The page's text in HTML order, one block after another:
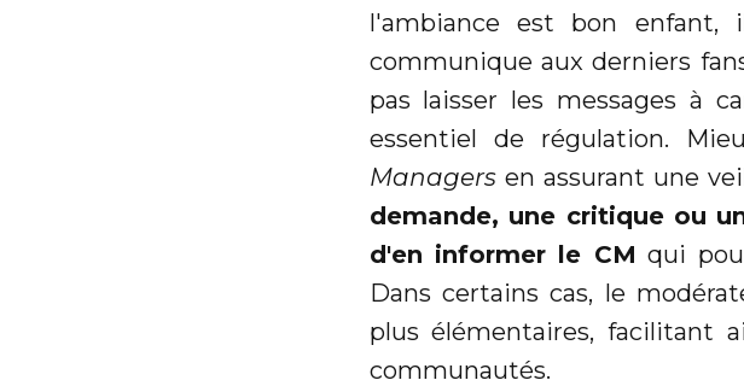
l'ambiance est bon
communique aux derniers
pas laisser les messages à
essentiel de régulation.
Managersen assurant une
demande, une critique ou
d'en informer le CM qui
Dans certains cas, le
plus élémentaires, facilitant
communautés.